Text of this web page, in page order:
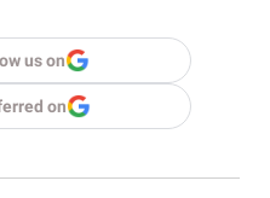
us on
on